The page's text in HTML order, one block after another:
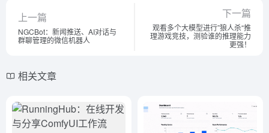
上一篇
NGCBot：新闻推送、AI对话与
群聊管理的微信机器人
下一篇
观看多个大模型进行”狼人杀“推
理游戏竞技，测验谁的推理能力
更强！
相关文章